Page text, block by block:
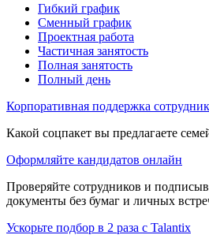
Гибкий график
Сменный график
Проектная работа
Частичная занятость
Полная занятость
Полный день
Корпоративная поддержка
Какой соцпакет вы предлагаете
Оформляйте кандидатов онлайн
Проверяйте сотрудников и
документы без бумаг и личных
Ускорьте подбор в 2 раза с Talantix